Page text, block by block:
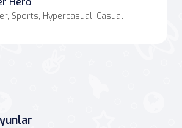
Sports, Hypercasual, Casual